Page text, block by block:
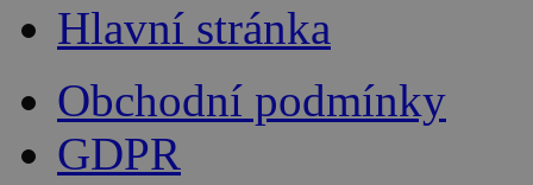
Hlavní stránka
Obchodní podmínky
GDPR